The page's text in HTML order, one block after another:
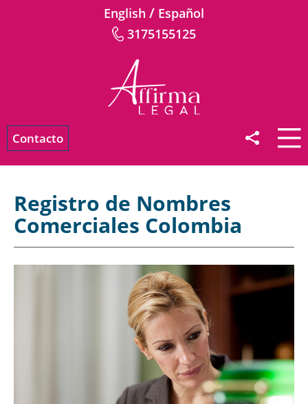
English / Español
3175155125
Contacto
Registro de Nombres
Comerciales Colombia